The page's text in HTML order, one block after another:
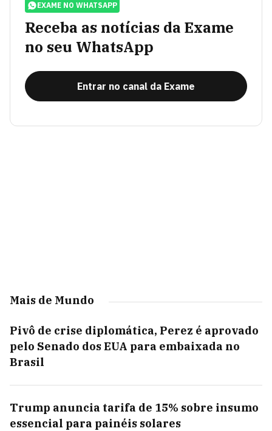
EXAME NO WHATSAPP
Receba as notícias da Exame
no seu WhatsApp
Entrar no canal da Exame
Mais de Mundo
Pivô de crise diplomática, Perez é aprovado
pelo Senado dos EUA para embaixada no
Brasil
Trump anuncia tarifa de 15% sobre insumo
essencial para painéis solares